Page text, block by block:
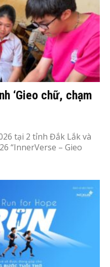
‘Gieo chữ, chạm
tại 2 tỉnh Đắk Lắk và
“InnerVerse – Gieo